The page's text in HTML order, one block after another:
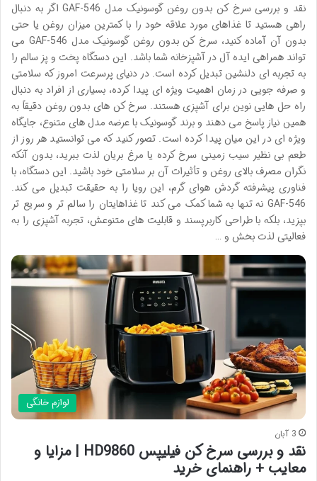
نقد و بررسی سرخ کن بدون روغن گوسونیک مدل GAF-546 اگر به دنبال
راهی هستید تا غذاهای مورد علاقه خود را با کمترین میزان روغن یا حتی
بدون آن آماده کنید، سرخ کن بدون روغن گوسونیک مدل GAF-546 می
تواند همراهی ایده آل در آشپزخانه شما باشد. این دستگاه پخت و پز سالم را
به تجربه ای دلنشین تبدیل کرده است. در دنیای پرسرعت امروز که سلامتی
و صرفه جویی در زمان اهمیت ویژه ای پیدا کرده، بسیاری از افراد به دنبال
راه حل هایی نوین برای آشپزی هستند. سرخ کن های بدون روغن دقیقاً به
همین نیاز پاسخ می دهند و برند گوسونیک با عرضه مدل های متنوع، جایگاه
ویژه ای در این میان پیدا کرده است. تصور کنید که می توانستید هر روز از
طعم بی نظیر سیب زمینی سرخ کرده یا مرغ بریان لذت ببرید، بدون آنکه
نگران مصرف بالای روغن و تأثیرات آن بر سلامتی خود باشید. این دستگاه، با
فناوری پیشرفته گردش هوای گرم، این رویا را به حقیقت تبدیل می کند.
GAF-546 نه تنها به شما کمک می کند تا غذاهایتان را سالم تر و سریع تر
بپزید، بلکه با طراحی کاربرپسند و قابلیت های متنوعش، تجربه آشپزی را به
فعالیتی لذت بخش و …
لوازم خانگی
3 آبان
نقد و بررسی سرخ کن فیلیپس HD9860 | مزایا و
معایب + راهنمای خرید